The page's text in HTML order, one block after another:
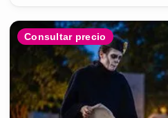
Consultar precio